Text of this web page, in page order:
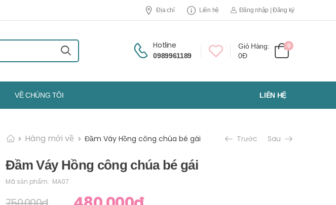
Địa chỉ Liên hệ Đăng nhập | Đăng ký
Hotline
0989961189
Giỏ Hàng:
0Đ
0
VỀ CHÚNG TÔI LIÊN HỆ
Hàng mới về Đầm Váy Hồng công chúa bé gái Trước Sau
Đầm Váy Hồng công chúa bé gái
Mã sản phẩm: MA07